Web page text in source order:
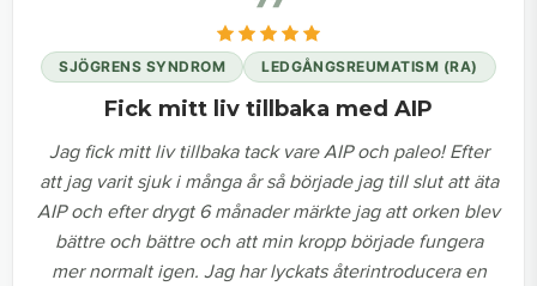
SJÖGRENS SYNDROM LEDGÅNGSREUMATISM (RA)
Fick mitt liv tillbaka med AIP
Jag fick mitt liv tillbaka tack vare AIP och paleo! Efter
att jag varit sjuk i många år så började jag till slut att äta
AIP och efter drygt 6 månader märkte jag att orken blev
bättre och bättre och att min kropp började fungera
mer normalt igen. Jag har lyckats återintroducera en